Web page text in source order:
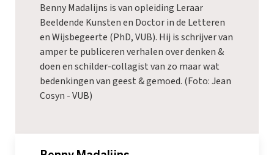
Benny Madalijns is van opleiding Leraar
Beeldende Kunsten en Doctor in de Letteren
en Wijsbegeerte (PhD, VUB). Hij is schrijver van
amper te publiceren verhalen over denken &
doen en schilder-collagist van zo maar wat
bedenkingen van geest & gemoed. (Foto: Jean
Cosyn - VUB)